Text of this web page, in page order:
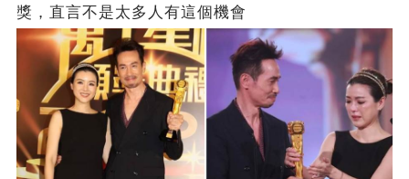
獎，直言不是太多人有這個機會